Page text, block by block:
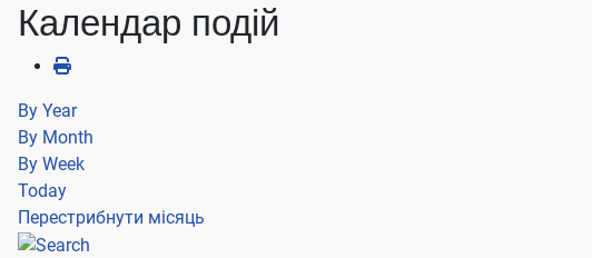
Календар подій
By Year
By Month
By Week
Today
Перестрибнути місяць